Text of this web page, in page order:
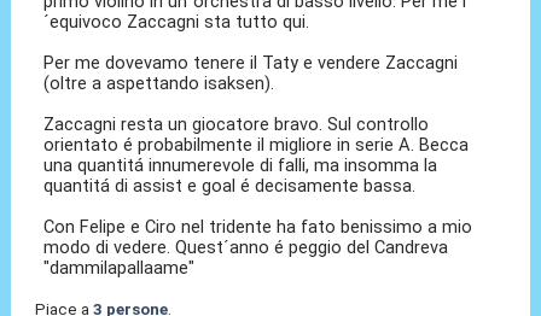
´equivoco Zaccagni sta tutto qui.
Per me dovevamo tenere il Taty e vendere Zaccagni
(oltre a aspettando isaksen).
Zaccagni resta un giocatore bravo. Sul controllo
orientato é probabilmente il migliore in serie A. Becca
una quantitá innumerevole di falli, ma insomma la
quantitá di assist e goal é decisamente bassa.
Con Felipe e Ciro nel tridente ha fato benissimo a mio
modo di vedere. Quest´anno é peggio del Candreva
"dammilapallaame"
Piace a 3 persone.